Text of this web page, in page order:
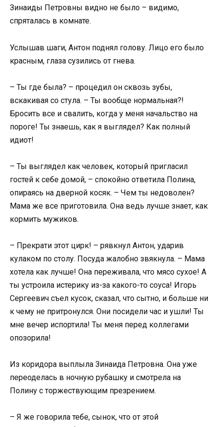
Зинаиды Петровны видно не было – видимо,
спряталась в комнате.
Услышав шаги, Антон поднял голову. Лицо его было
красным, глаза сузились от гнева.
– Ты где была? – процедил он сквозь зубы,
вскакивая со стула. – Ты вообще нормальная?!
Бросить все и свалить, когда у меня начальство на
пороге! Ты знаешь, как я выглядел? Как полный
идиот!
– Ты выглядел как человек, который пригласил
гостей к себе домой, – спокойно ответила Полина,
опираясь на дверной косяк. – Чем ты недоволен?
Мама же все приготовила. Она ведь лучше знает, как
кормить мужиков.
– Прекрати этот цирк! – рявкнул Антон, ударив
кулаком по столу. Посуда жалобно звякнула. – Мама
хотела как лучше! Она переживала, что мясо сухое! А
ты устроила истерику из-за какого-то соуса! Игорь
Сергеевич съел кусок, сказал, что сытно, и больше ни
к чему не притронулся. Они посидели час и ушли! Ты
мне вечер испортила! Ты меня перед коллегами
опозорила!
Из коридора выплыла Зинаида Петровна. Она уже
переоделась в ночную рубашку и смотрела на
Полину с торжествующим презрением.
– Я же говорила тебе, сынок, что от этой